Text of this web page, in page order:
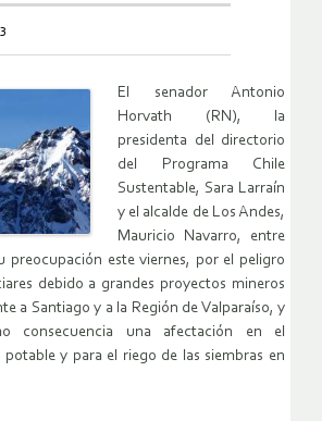
El senador Antonio
Horvath (RN), la
presidenta del directorio
del Programa Chile
Sustentable, Sara Larraín
y el alcalde de Los Andes,
Mauricio Navarro, entre
preocupación este viernes, por el peligro
debido a grandes proyectos mineros
a Santiago y a la Región de Valparaíso, y
consecuencia una afectación en el
y para el riego de las siembras en